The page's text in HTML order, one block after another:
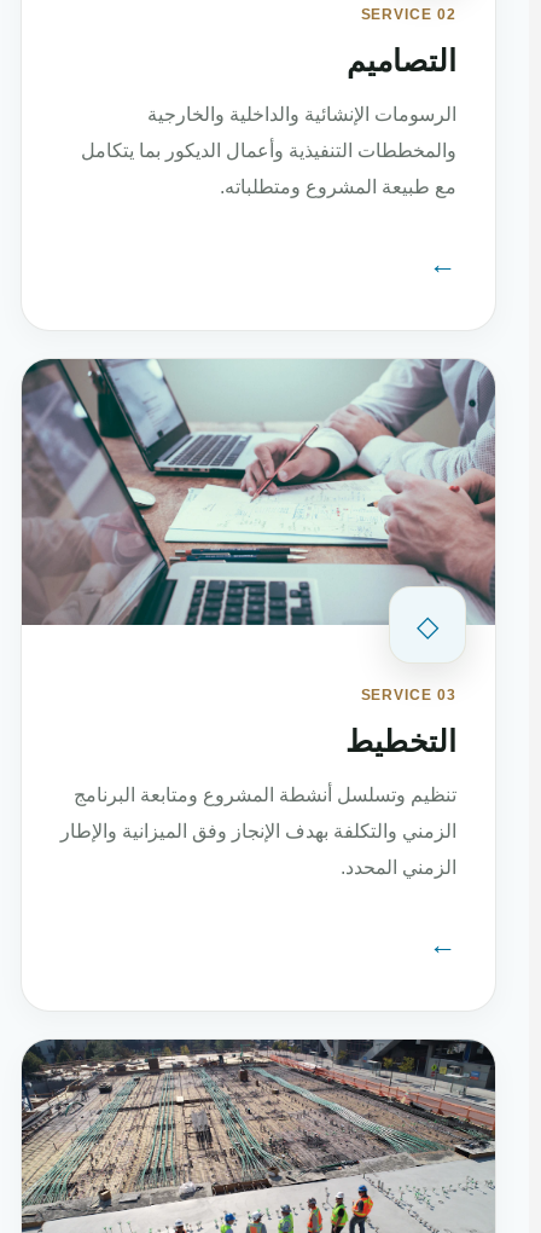
SERVICE 02
التصاميم
الرسومات الإنشائية والداخلية والخارجية
والمخططات التنفيذية وأعمال الديكور بما يتكامل
مع طبيعة المشروع ومتطلباته.
←
◇
SERVICE 03
التخطيط
تنظيم وتسلسل أنشطة المشروع ومتابعة البرنامج
الزمني والتكلفة بهدف الإنجاز وفق الميزانية والإطار
الزمني المحدد.
←